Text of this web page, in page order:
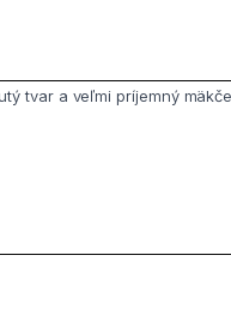
tvar a veľmi príjemný